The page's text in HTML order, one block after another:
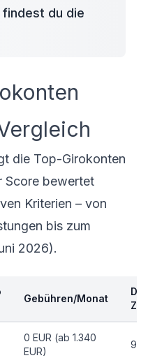
du die
die Top-Girokonten
Score bewertet
Kriterien – von
bis zum
2026).
Gebühren/Monat
0 EUR (ab 1.340
EUR)